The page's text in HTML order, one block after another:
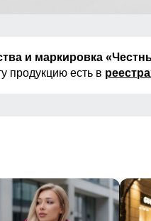
и маркировка
продукцию есть в